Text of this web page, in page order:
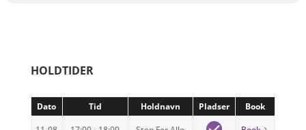
HOLDTIDER
Dato Tid Holdnavn Pladser
Book